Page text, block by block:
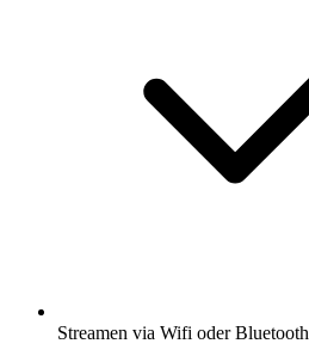
Streamen via Wifi oder Bluetooth